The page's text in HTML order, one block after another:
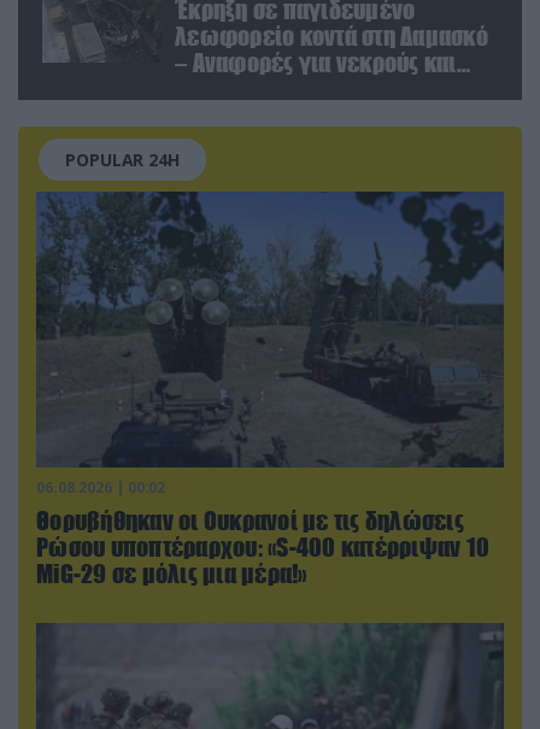
Έκρηξη σε παγιδευμένο
λεωφορείο κοντά στη Δαμασκό
– Αναφορές για νεκρούς και
POPULAR 24H
06.08.2026 | 00:02
Θορυβήθηκαν οι Ουκρανοί με τις δηλώσεις
Ρώσου υποπτέραρχου: «S-400 κατέρριψαν 10
MiG-29 σε μόλις μια μέρα!»